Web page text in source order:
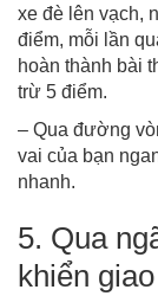
xe đè lên vạch,
điểm, mỗi lần
hoàn thành bài
trừ 5 điểm.
– Qua đường
vai của bạn
nhanh.
5. Qua
khiển